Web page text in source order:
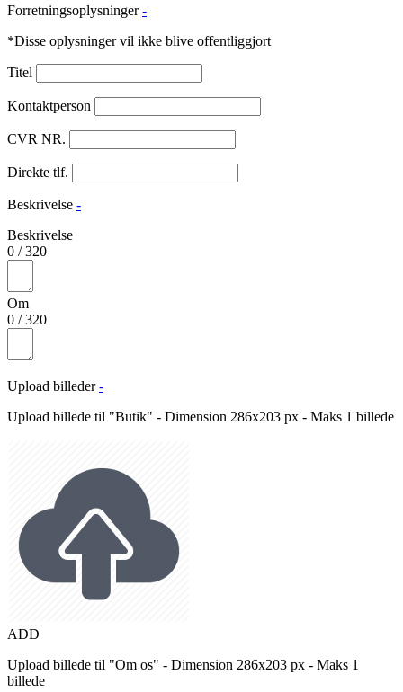
Forretningsoplysninger -
*Disse oplysninger vil ikke blive offentliggjort
Titel
Kontaktperson
CVR NR.
Direkte tlf.
Beskrivelse -
Beskrivelse
0 /320
Om
0 /320
Upload billeder -
Upload billede til "Butik" - Dimension 286x203 px - Maks 1 billede
ADD
Upload billede til "Om os" - Dimension 286x203 px - Maks 1
billede